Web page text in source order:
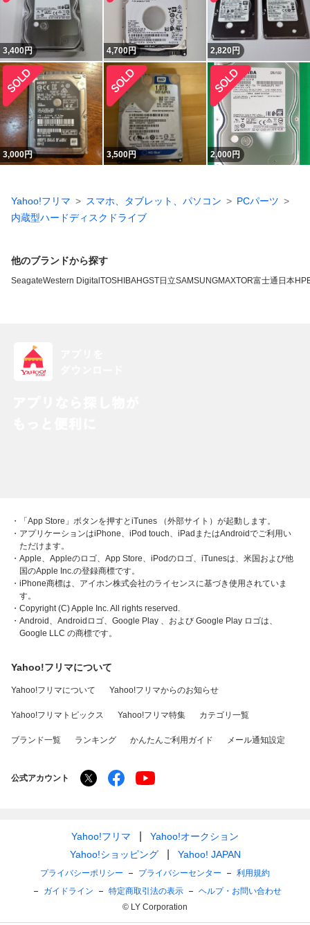
3,400円 4,700円 2,820円
3,000円 3,500円 2,000円
Yahoo!フリマ スマホ、タブレット、パソコン
PCパーツ
内蔵型ハードディスクドライブ
他のブランドから探す
SeagateWestern Digital TOSHIBAHGST日立SAMSUNGMAXTOR富士通 日本HP
・「App Store」ボタンを押すとiTunes （外部サイト）が起動します。
・アプリケーションはiPhone、iPod touch、iPadまたはAndroidでご利用い
ただけます。
・Apple、Appleのロゴ、App Store、iPodのロゴ、iTunesは、米国および他
国のApple Inc.の登録商標です。
・iPhone商標は、アイホン株式会社のライセンスに基づき使用されていま
す。
・Copyright (C) Apple Inc. All rights reserved.
・Android、Androidロゴ、Google Play 、および Google Play ロゴは、
Google LLC の商標です。
Yahoo!フリマについて
Yahoo!フリマについて Yahoo!フリマからのお知らせ
Yahoo!フリマトピックス Yahoo!フリマ特集 カテゴリ一覧
ブランド一覧 ランキング かんたんご利用ガイド メール通知設定
公式アカウント
Yahoo!フリマ
Yahoo!オークション
Yahoo!ショッピング
Yahoo! JAPAN
プライバシーポリシー プライバシーセンター
利用規約
ガイドライン
特定商取引法の表示
ヘルプ・お問い合わせ
© LY Corporation